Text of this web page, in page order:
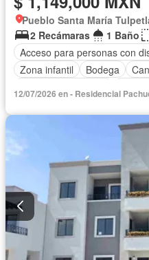
Pueblo Santa María
2 Recámaras
1 Baño
Acceso para personas con
Zona infantil
Bodega
Recámara con closet
Televisión por cable
Wifi
Parcialmente amueblado
12/07/2026 en - Residencial